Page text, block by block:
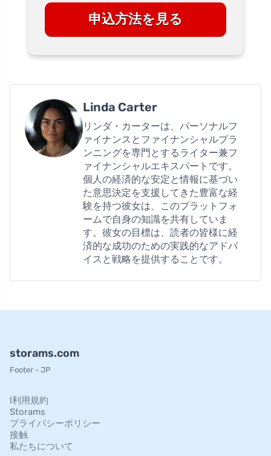
申込方法を見る
Linda Carter
リンダ・カーターは、パーソナルフ
ァイナンスとファイナンシャルプラ
ンニングを専門とするライター兼フ
ァイナンシャルエキスパートです。
個人の経済的な安定と情報に基づい
た意思決定を支援してきた豊富な経
験を持つ彼女は、このプラットフォ
ームで自身の知識を共有していま
す。彼女の目標は、読者の皆様に経
済的な成功のための実践的なアドバ
イスと戦略を提供することです。
storams.com
Footer - JP
l利用規約
Storams
プライバシーポリシー
接触
私たちについて